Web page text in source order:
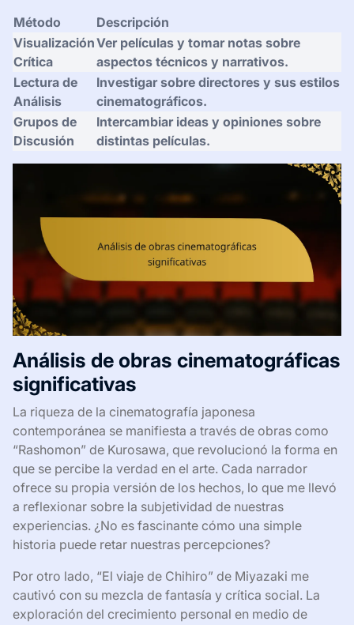
Método
Descripción
Visualización
Crítica
Ver películas y tomar notas sobre
aspectos técnicos y narrativos.
Lectura de
Análisis
Investigar sobre directores y sus estilos
cinematográficos.
Grupos de
Discusión
Intercambiar ideas y opiniones sobre
distintas películas.
Análisis de obras cinematográficas
significativas
La riqueza de la cinematografía japonesa
contemporánea se manifiesta a través de obras como
“Rashomon” de Kurosawa, que revolucionó la forma en
que se percibe la verdad en el arte. Cada narrador
ofrece su propia versión de los hechos, lo que me llevó
a reflexionar sobre la subjetividad de nuestras
experiencias. ¿No es fascinante cómo una simple
historia puede retar nuestras percepciones?
Por otro lado, “El viaje de Chihiro” de Miyazaki me
cautivó con su mezcla de fantasía y crítica social. La
exploración del crecimiento personal en medio de